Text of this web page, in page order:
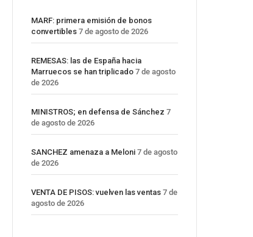
MARF: primera emisión de bonos
convertibles 7 de agosto de 2026
REMESAS: las de España hacia
Marruecos se han triplicado 7 de agosto
de 2026
MINISTROS; en defensa de Sánchez 7
de agosto de 2026
SANCHEZ amenaza a Meloni 7 de agosto
de 2026
VENTA DE PISOS: vuelven las ventas 7 de
agosto de 2026